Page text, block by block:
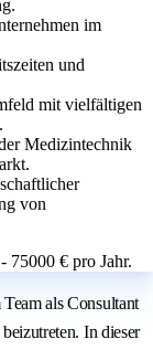
im
und
mit vielfältigen
Medizintechnik
von
75000 € pro Jahr.
als Consultant
In dieser